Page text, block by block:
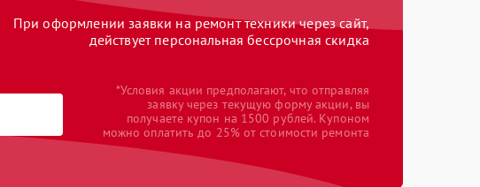
При оформлении заявки на ремонт техники через сайт,
действует персональная бессрочная скидка
*Условия акции предполагают, что отправляя
заявку через текущую форму акции, вы
получаете купон на 1500 рублей. Купоном
можно оплатить до 25% от стоимости ремонта